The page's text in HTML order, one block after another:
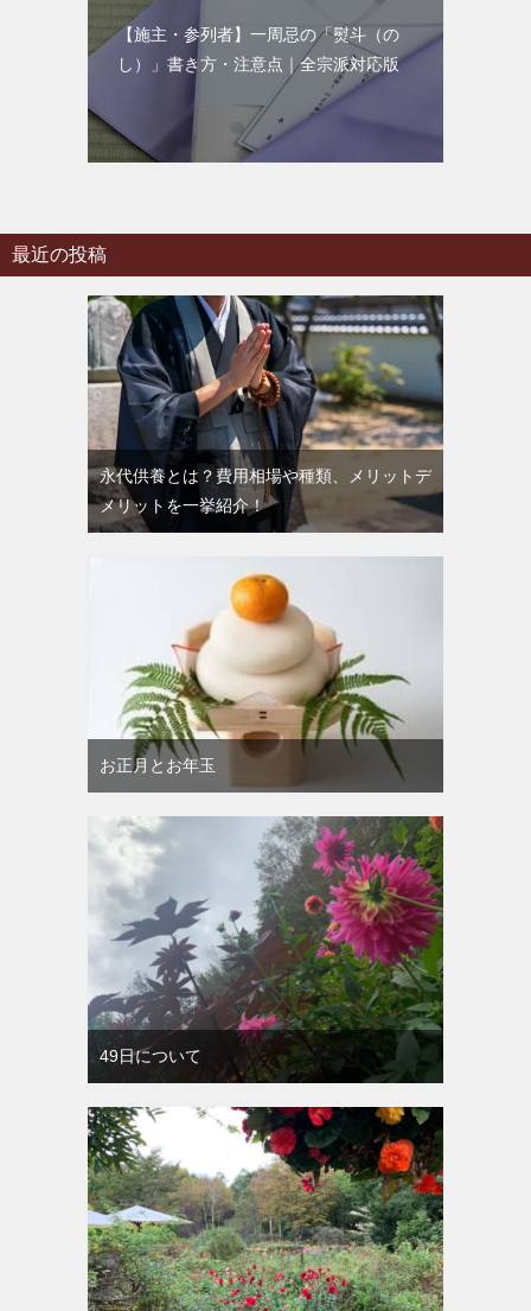
【施主・参列者】一周忌の「熨斗（の
し）」書き方・注意点｜全宗派対応版
最近の投稿
永代供養とは？費用相場や種類、メリットデ
メリットを一挙紹介！
お正月とお年玉
49日について